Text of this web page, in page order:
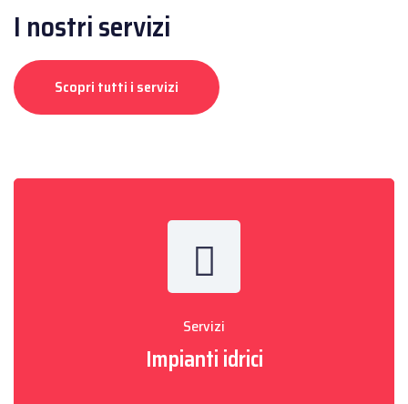
I nostri servizi
Scopri tutti i servizi
Servizi
Impianti idrici